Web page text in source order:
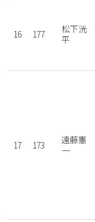
16 177
松下洸
平
17 173
遠藤憲
一